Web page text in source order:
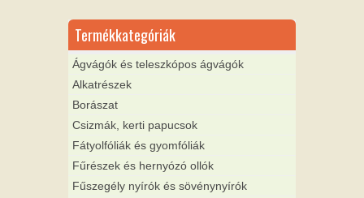
Termékkategóriák
Ágvágók és teleszkópos ágvágók
Alkatrészek
Borászat
Csizmák, kerti papucsok
Fátyolfóliák és gyomfóliák
Fűrészek és hernyózó ollók
Fűszegély nyírók és sövénynyírók